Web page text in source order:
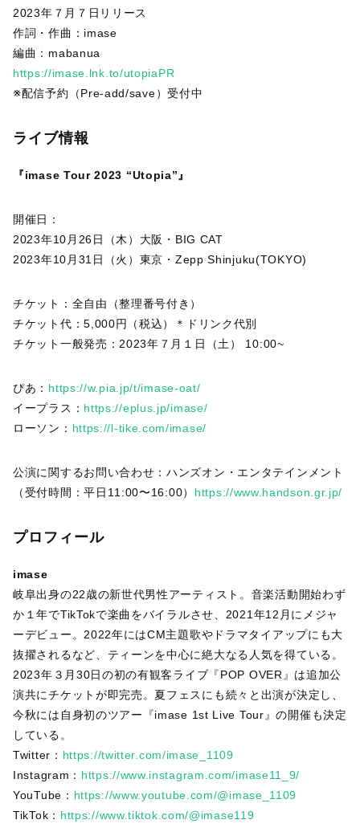
2023年７月７日リリース
作詞・作曲：imase
編曲：mabanua
https://imase.lnk.to/utopiaPR
※配信予約（Pre-add/save）受付中
ライブ情報
『imase Tour 2023 “Utopia”』
開催日：
2023年10月26日（木）大阪・BIG CAT
2023年10月31日（火）東京・Zepp Shinjuku(TOKYO)
チケット：全自由（整理番号付き）
チケット代：5,000円（税込）＊ドリンク代別
チケット一般発売：2023年７月１日（土） 10:00~
ぴあ： https://w.pia.jp/t/imase-oat/
イープラス： https://eplus.jp/imase/
ローソン： https://l-tike.com/imase/
公演に関するお問い合わせ：ハンズオン・エンタテインメント
（受付時間：平日11:00〜16:00） https://www.handson.gr.jp/
プロフィール
imase
岐阜出身の22歳の新世代男性アーティスト。音楽活動開始わず
か１年でTikTokで楽曲をバイラルさせ、2021年12月にメジャ
ーデビュー。2022年にはCM主題歌やドラマタイアップにも大
抜擢されるなど、ティーンを中心に絶大なる人気を得ている。
2023年３月30日の初の有観客ライブ『POP OVER』は追加公
演共にチケットが即完売。夏フェスにも続々と出演が決定し、
今秋には自身初のツアー『imase 1st Live Tour』の開催も決定
している。
Twitter： https://twitter.com/imase_1109
Instagram： https://www.instagram.com/imase11_9/
YouTube： https://www.youtube.com/@imase_1109
TikTok： https://www.tiktok.com/@imase119